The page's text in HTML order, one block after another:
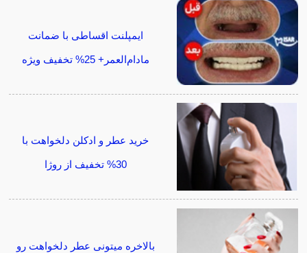
ایمپلنت اقساطی با ضمانت
مادام‌العمر+ 25% تخفیف ویژه
خرید عطر و ادکلن دلخواهت با
30% تخفیف از روژا
بالاخره میتونی عطر دلخواهت رو